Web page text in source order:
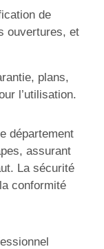
de
ouvertures, et
plans,
l’utilisation.
département
assurant
La sécurité
conformité